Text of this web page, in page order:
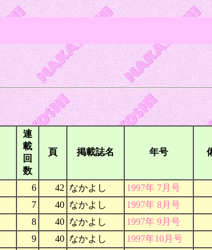
連
載
回
数
頁 掲載誌名 年号
6 42 なかよし
1997年 7月号
7 40 なかよし
1997年 8月号
8 40 なかよし
1997年 9月号
9 40 なかよし
1997年10月号